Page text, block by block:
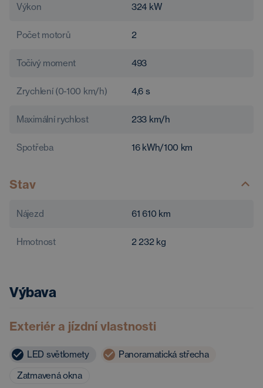
Výkon 324 kW
Počet motorů 2
Točivý moment 493
Zrychlení (0-100 km/h) 4,6 s
Maximální rychlost 233 km/h
Spotřeba 16 kWh/100 km
Stav
Nájezd 61 610 km
Hmotnost 2 232 kg
Výbava
Exteriér a jízdní vlastnosti
LED světlomety
Panoramatická střecha
Zatmavená okna